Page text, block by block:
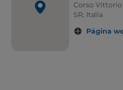
Corso Vittorio
SR, Italia
Página